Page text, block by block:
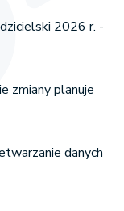
2026 r. -
zmiany planuje
danych